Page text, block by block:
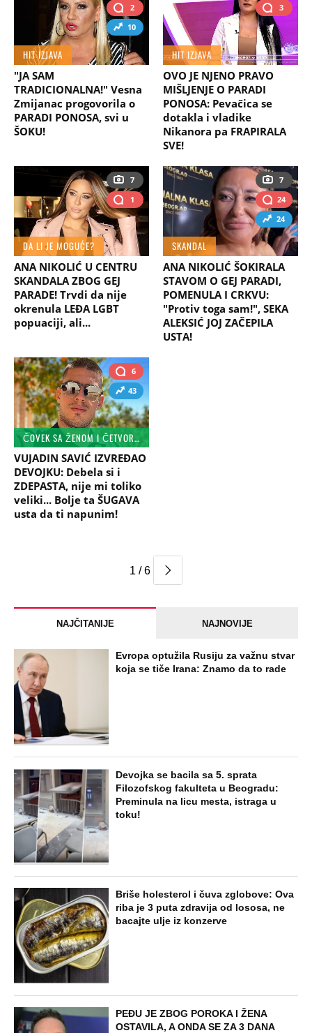
2
10
HIT IZJAVA
"JA SAM
TRADICIONALNA!" Vesna
Zmijanac progovorila o
PARADI PONOSA, svi u
ŠOKU!
3
HIT IZJAVA
OVO JE NJENO PRAVO
MIŠLJENJE O PARADI
PONOSA: Pevačica se
dotakla i vladike
Nikanora pa FRAPIRALA
SVE!
7
1
DA LI JE MOGUĆE?
ANA NIKOLIĆ U CENTRU
SKANDALA ZBOG GEJ
PARADE! Trvdi da nije
okrenula LEĐA LGBT
popuaciji, ali...
7
24
24
SKANDAL
ANA NIKOLIĆ ŠOKIRALA
STAVOM O GEJ PARADI,
POMENULA I CRKVU:
"Protiv toga sam!", SEKA
ALEKSIĆ JOJ ZAČEPILA
USTA!
6
43
ČOVEK SA ŽENOM I ČETVORO DECE...
VUJADIN SAVIĆ IZVREĐAO
DEVOJKU: Debela si i
ZDEPASTA, nije mi toliko
veliki... Bolje ta ŠUGAVA
usta da ti napunim!
1 / 6
NAJČITANIJE NAJNOVIJE
Evropa optužila Rusiju za važnu stvar
koja se tiče Irana: Znamo da to rade
Devojka se bacila sa 5. sprata
Filozofskog fakulteta u Beogradu:
Preminula na licu mesta, istraga u
toku!
Briše holesterol i čuva zglobove: Ova
riba je 3 puta zdravija od lososa, ne
bacajte ulje iz konzerve
PEĐU JE ZBOG POROKA I ŽENA
OSTAVILA, A ONDA SE ZA 3 DANA